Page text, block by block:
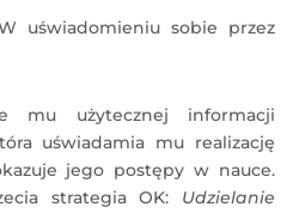
uświadomieniu sobie przez
mu użytecznej informacji
uświadamia mu realizację
jego postępy w nauce.
strategia OK: Udzielanie